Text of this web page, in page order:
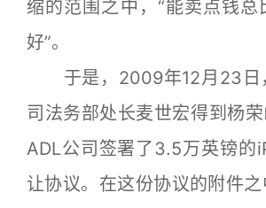
缩的范围之中，“能卖点钱总
好”。
于是，2009年12月23日
司法务部处长麦世宏得到杨
ADL公司签署了3.5万英镑的
让协议。在这份协议的附件